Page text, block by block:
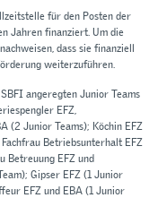
für den Posten der
Jahren finanziert. Um die
dass sie finanziell
weiterzuführen.
angeregten Junior Teams
EFZ,
(2 Junior Teams); Köchin EFZ
Betriebsunterhalt EFZ
Betreuung EFZ und
Gipser EFZ (1 Junior
EFZ und EBA (1 Junior